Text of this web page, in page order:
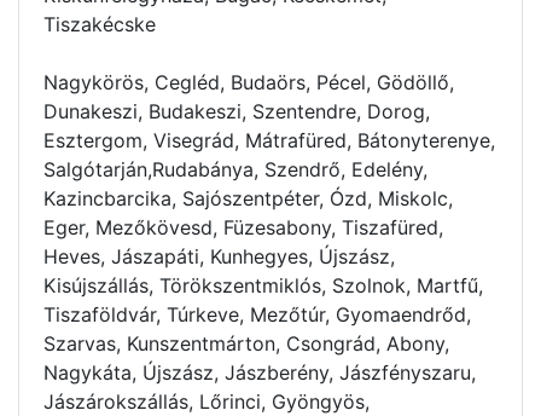
Tiszakécske
Nagykörös, Cegléd, Budaörs, Pécel, Gödöllő,
Dunakeszi, Budakeszi, Szentendre, Dorog,
Esztergom, Visegrád, Mátrafüred, Bátonyterenye,
Salgótarján,Rudabánya, Szendrő, Edelény,
Kazincbarcika, Sajószentpéter, Ózd, Miskolc,
Eger, Mezőkövesd, Füzesabony, Tiszafüred,
Heves, Jászapáti, Kunhegyes, Újszász,
Kisújszállás, Törökszentmiklós, Szolnok, Martfű,
Tiszaföldvár, Túrkeve, Mezőtúr, Gyomaendrőd,
Szarvas, Kunszentmárton, Csongrád, Abony,
Nagykáta, Újszász, Jászberény, Jászfényszaru,
Jászárokszállás, Lőrinci, Gyöngyös,